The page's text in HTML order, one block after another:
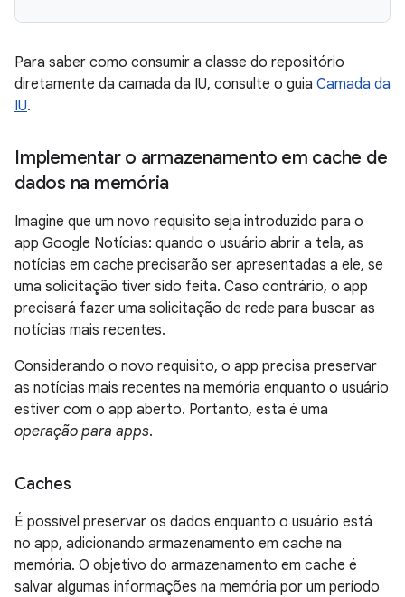
Para saber como consumir a classe do repositório
diretamente da camada da IU, consulte o guia Camada da
IU.
Implementar o armazenamento em cache de
dados na memória
Imagine que um novo requisito seja introduzido para o
app Google Notícias: quando o usuário abrir a tela, as
notícias em cache precisarão ser apresentadas a ele, se
uma solicitação tiver sido feita. Caso contrário, o app
precisará fazer uma solicitação de rede para buscar as
notícias mais recentes.
Considerando o novo requisito, o app precisa preservar
as notícias mais recentes na memória enquanto o usuário
estiver com o app aberto. Portanto, esta é uma
operação para apps.
Caches
É possível preservar os dados enquanto o usuário está
no app, adicionando armazenamento em cache na
memória. O objetivo do armazenamento em cache é
salvar algumas informações na memória por um período